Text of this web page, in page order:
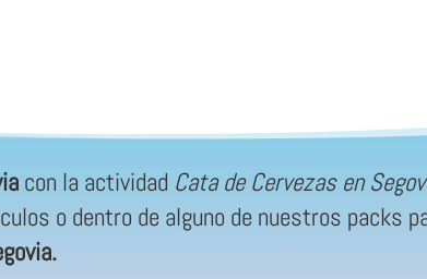
con la actividad Cata de Cervezas en
o dentro de alguno de nuestros packs